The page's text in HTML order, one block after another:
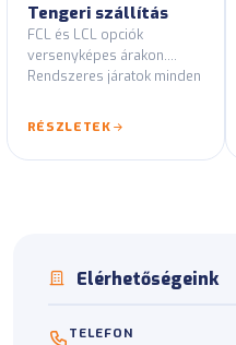
Tengeri szállítás
FCL és LCL opciók
versenyképes árakon.
Rendszeres járatok minden
RÉSZLETEK
Elérhetőségeink
TELEFON